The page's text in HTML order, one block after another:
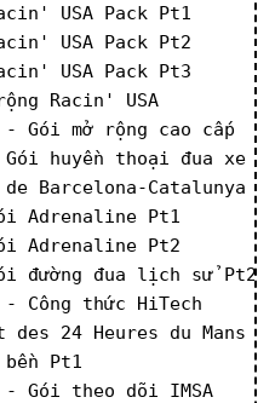
USA Pack Pt1
USA Pack Pt2
USA Pack Pt3
Racin' USA
Gói mở rộng cao cấp
huyền thoại đua xe
Barcelona-Catalunya
Adrenaline Pt1
Adrenaline Pt2
đường đua lịch sử Pt2
Công thức HiTech
24 Heures du Mans
Pt1
Gói theo dõi IMSA